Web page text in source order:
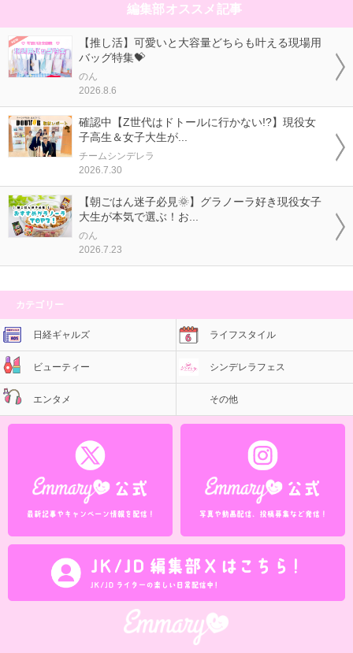
編集部オススメ記事
【推し活】可愛いと大容量どちらも叶える現場用
バッグ特集💝
のん
2026.8.6
確認中【Z世代はドトールに行かない!?】現役女
子高生＆女子大生が...
チームシンデレラ
2026.7.30
【朝ごはん迷子必見🌞】グラノーラ好き現役女子
大生が本気で選ぶ！お...
のん
2026.7.23
カテゴリー
日経ギャルズ ライフスタイル
ビューティー シンデレラフェス
エンタメ その他